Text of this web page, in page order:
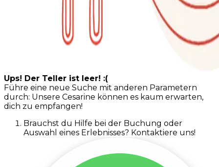
Ups! Der Teller ist leer! :(
Führe eine neue Suche mit anderen Parametern
durch: Unsere Cesarine können es kaum erwarten,
dich zu empfangen!
Brauchst du Hilfe bei der Buchung oder
Auswahl eines Erlebnisses? Kontaktiere uns!